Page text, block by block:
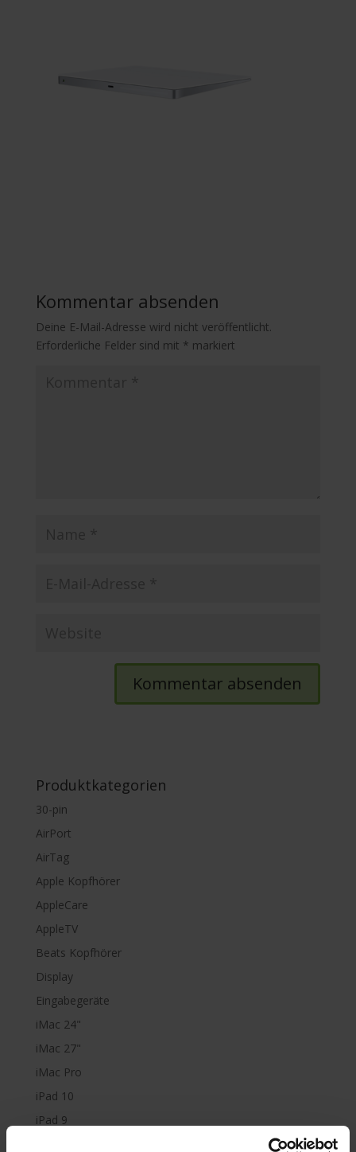
Kommentar absenden
Deine E-Mail-Adresse wird nicht veröffentlicht.
Erforderliche Felder sind mit * markiert
Produktkategorien
30-pin
AirPort
AirTag
Apple Kopfhörer
AppleCare
AppleTV
Beats Kopfhörer
Display
Eingabegeräte
iMac 24"
iMac 27"
iMac Pro
iPad 10
iPad 9